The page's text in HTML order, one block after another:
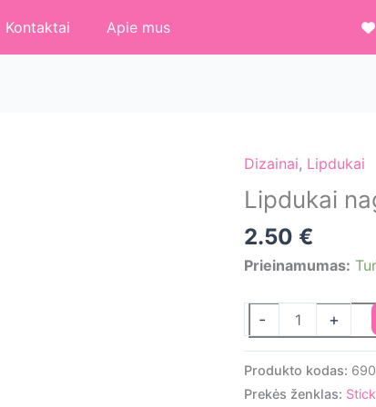
Kontaktai Apie mus
Dizainai, Lipdukai
Lipdukai
2.50€
Prieinamumas:
-
produkto
kiekis:
+
Produkto kodas:
Prekės ženklas: